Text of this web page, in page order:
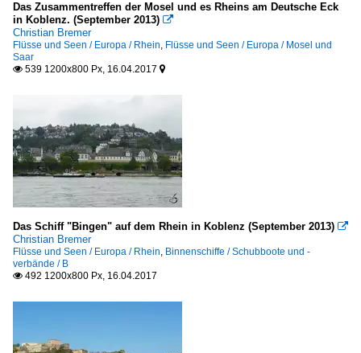
Das Zusammentreffen der Mosel und es Rheins am Deutsche Eck
in Koblenz. (September 2013) 
Christian Bremer
Flüsse und Seen / Europa / Rhein, Flüsse und Seen / Europa / Mosel und
Saar
 539 1200x800 Px, 16.04.2017 
Das Schiff "Bingen" auf dem Rhein in Koblenz (September 2013) 
Christian Bremer
Flüsse und Seen / Europa / Rhein, Binnenschiffe / Schubboote und -
verbände / B
 492 1200x800 Px, 16.04.2017